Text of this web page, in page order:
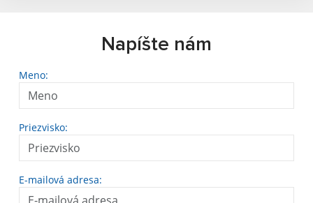
Napíšte nám
Meno:
Priezvisko:
E-mailová adresa: